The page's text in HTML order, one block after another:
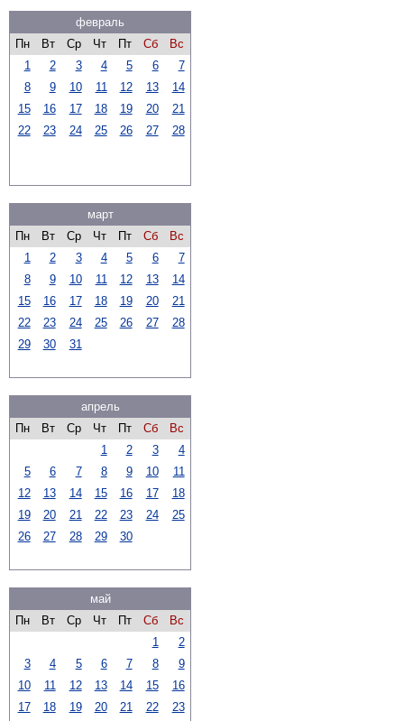
февраль
Пн
Вт Ср Чт Пт Сб
Вс
1
2 3 4 5 6
7
8
9 10 11 12 13
14
15
16 17 18 19 20
21
22
23 24 25 26 27 28
март
Пн
Вт Ср Чт Пт Сб
Вс
1
2 3 4 5 6
7
8
9 10 11 12 13
14
15
16 17 18 19 20
21
22
23 24 25 26 27
28
29
30 31
апрель
Пн
Вт Ср Чт Пт Сб
Вс
1
2 3
4
5
6 7 8 9 10
11
12
13 14 15 16 17
18
19
20 21 22 23 24
25
26
27 28 29 30
май
Пн
Вт Ср Чт Пт Сб
Вс
1
2
3
4 5 6 7 8
9
10
11 12 13 14 15
16
17
18 19 20 21 22
23